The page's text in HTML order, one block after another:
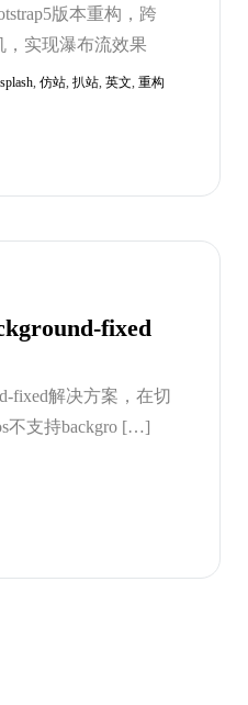
版本重构，跨
，实现瀑布流效果
, 仿站, 扒站, 英文, 重构
fixed
fixed解决方案，在切
不支持backgro […]